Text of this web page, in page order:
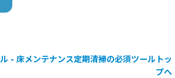
- 床メンテナンス定期清掃の必須ツールトッ
プへ